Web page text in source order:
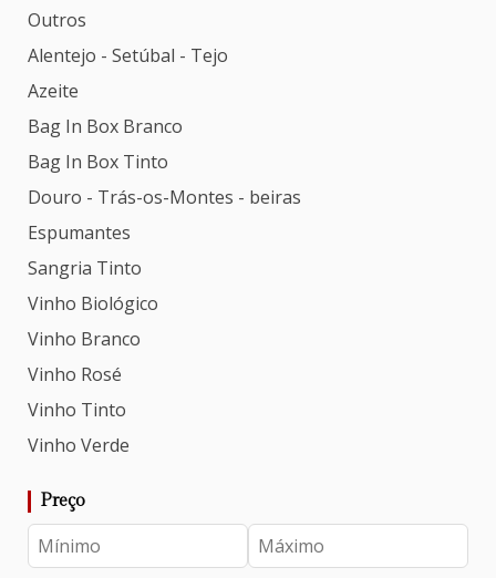
Outros
Alentejo - Setúbal - Tejo
Azeite
Bag In Box Branco
Bag In Box Tinto
Douro - Trás-os-Montes - beiras
Espumantes
Sangria Tinto
Vinho Biológico
Vinho Branco
Vinho Rosé
Vinho Tinto
Vinho Verde
Preço